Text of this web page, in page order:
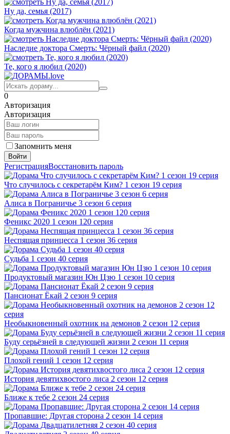
Ну да, семья (2017)
Когда мужчина влюблён (2021)
Наследие доктора Смерть: Чёрный файл (2020)
Те, кого я любил (2020)
0
Авторизация
Авторизация
Запомнить меня
Войти
РегистрацияВосстановить пароль
Что случилось с секретарём Ким? 1 сезон 19 серия
Алиса в Пограничье 3 сезон 6 серия
Феникс 2020 1 сезон 120 серия
Неспящая принцесса 1 сезон 36 серия
Судьба 1 сезон 40 серия
Продуктовый магазин Юн Цзю 1 сезон 10 серия
Пансионат Ёкай 2 сезон 9 серия
Необыкновенный охотник на демонов 2 сезон 12 серия
Буду серьёзней в следующей жизни 2 сезон 11 серия
Плохой гений 1 сезон 12 серия
История девятихвостого лиса 2 сезон 12 серия
Ближе к тебе 2 сезон 24 серия
Пропавшие: Другая сторона 2 сезон 14 серия